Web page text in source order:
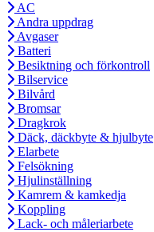
AC
Andra uppdrag
Avgaser
Batteri
Besiktning och förkontroll
Bilservice
Bilvård
Bromsar
Dragkrok
Däck, däckbyte & hjulbyte
Elarbete
Felsökning
Hjulinställning
Kamrem & kamkedja
Koppling
Lack- och måleriarbete